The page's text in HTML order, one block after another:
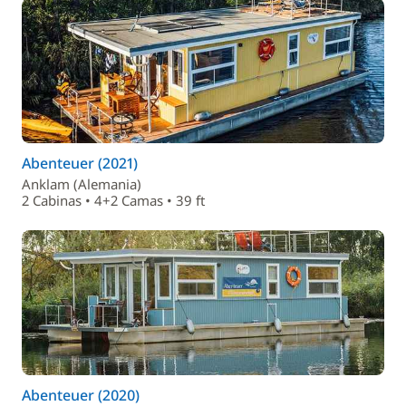
Abenteuer (2021)
Anklam (Alemania)
2 Cabinas • 4+2 Camas • 39 ft
Abenteuer (2020)